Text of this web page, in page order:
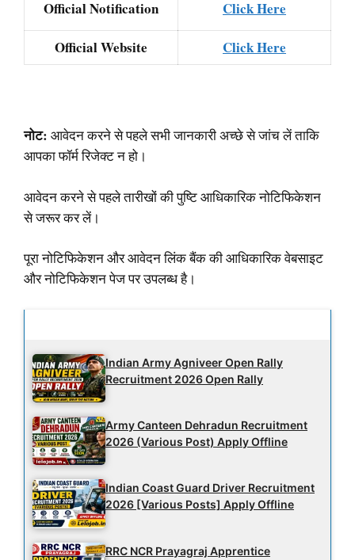
Official Notification
Click Here
Official Website
Click Here
नोट: आवेदन करने से पहले सभी जानकारी अच्छे से जांच लें ताकि
आपका फॉर्म रिजेक्ट न हो।
आवेदन करने से पहले तारीखों की पुष्टि आधिकारिक नोटिफिकेशन
से जरूर कर लें।
पूरा नोटिफिकेशन और आवेदन लिंक बैंक की आधिकारिक वेबसाइट
और नोटिफिकेशन पेज पर उपलब्ध है।
Indian Army Agniveer Open Rally
Recruitment 2026 Open Rally
Army Canteen Dehradun Recruitment
2026 (Various Post) Apply Offline
Indian Coast Guard Driver Recruitment
2026 [Various Posts] Apply Offline
RRC NCR Prayagraj Apprentice